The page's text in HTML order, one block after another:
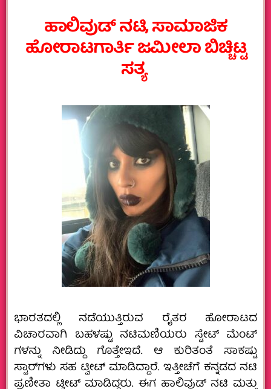
ಹಾಲಿವುಡ್‌ ನಟಿ, ಸಾಮಾಜಿಕ
ಹೋರಾಟಗಾರ್ತಿ ಜಮೀಲಾ ಬಿಚ್ಚಿಟ್ಟ
ಸತ್ಯ
ಭಾರತದಲ್ಲಿ ನಡೆಯುತ್ತಿರುವ ರೈತರ ಹೋರಾಟದ
ವಿಚಾರವಾಗಿ ಬಹಳಷ್ಟು ನಟಿಮಣಿಯರು ಸ್ಟೇಟ್ ಮೆಂಟ್
ಗಳನ್ನು ನೀಡಿದ್ದು ಗೊತ್ತೇಇದೆ. ಆ ಕುರಿತಂತೆ ಸಾಕಷ್ಟು
ಸ್ಟಾರ್‌ಗಳು ಸಹ ಟ್ವೀಟ್‌ ಮಾಡಿದ್ದಾರೆ. ಇತ್ತೀಚೆಗೆ ಕನ್ನಡದ ನಟಿ
ಪ್ರಣೀತಾ ಟ್ವೀಟ್‌ ಮಾಡಿದ್ದರು. ಈಗ ಹಾಲಿವುಡ್‌ ನಟಿ ಮತ್ತು